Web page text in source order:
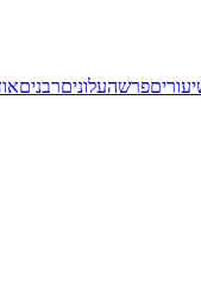
פרשהעלוניםרבנים